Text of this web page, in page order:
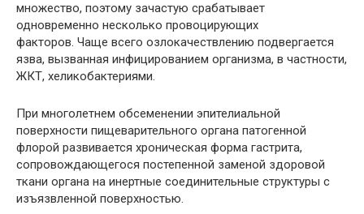
множество, поэтому зачастую срабатывает
одновременно несколько провоцирующих
факторов. Чаще всего озлокачествлению подвергается
язва, вызванная инфицированием организма, в частности,
ЖКТ, хеликобактериями.
При многолетнем обсеменении эпителиальной
поверхности пищеварительного органа патогенной
флорой развивается хроническая форма гастрита,
сопровождающегося постепенной заменой здоровой
ткани органа на инертные соединительные структуры с
изъязвленной поверхностью.